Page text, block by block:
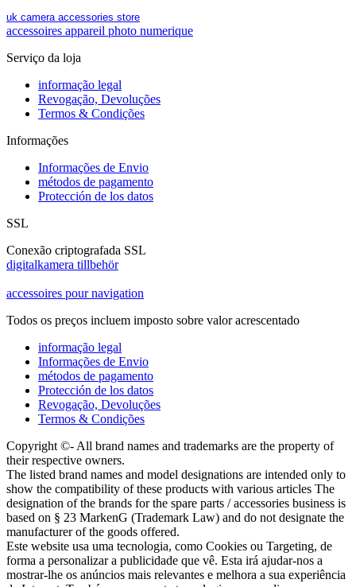
uk camera accessories store
accessoires appareil photo numerique
Serviço da loja
informação legal
Revogação, Devoluções
Termos & Condições
Informações
Informações de Envio
métodos de pagamento
Protección de los datos
SSL
Conexão criptografada SSL
digitalkamera tillbehör
accessoires pour navigation
Todos os preços incluem imposto sobre valor acrescentado
informação legal
Informações de Envio
métodos de pagamento
Protección de los datos
Revogação, Devoluções
Termos & Condições
Copyright ©- All brand names and trademarks are the property of
their respective owners.
The listed brand names and model designations are intended only to
show the compatibility of these products with various articles The
designation of the brands for the spare parts / accessories business is
based on § 23 MarkenG (Trademark Law) and do not designate the
manufacturer of the goods offered.
Este website usa uma tecnologia, como Cookies ou Targeting, de
forma a personalizar a publicidade que vê. Esta irá ajudar-nos a
mostrar-lhe os anúncios mais relevantes e melhora a sua experiência